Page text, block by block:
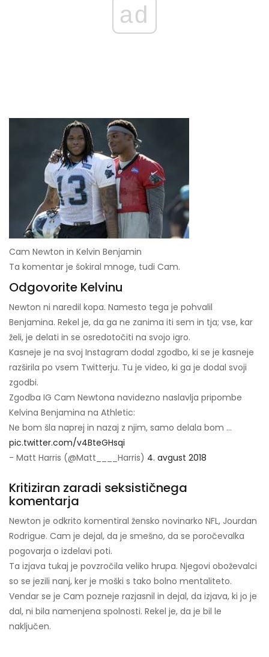
ad
Cam Newton in Kelvin Benjamin
Ta komentar je šokiral mnoge, tudi Cam.
Odgovorite Kelvinu
Newton ni naredil kopa. Namesto tega je pohvalil
Benjamina. Rekel je, da ga ne zanima iti sem in tja; vse, kar
želi, je delati in se osredotočiti na svojo igro.
Kasneje je na svoj Instagram dodal zgodbo, ki se je kasneje
razširila po vsem Twitterju. Tu je video, ki ga je dodal svoji
zgodbi.
Zgodba IG Cam Newtona navidezno naslavlja pripombe
Kelvina Benjamina na Athletic:
Ne bom šla naprej in nazaj z njim, samo delala bom ...
pic.twitter.com/v4BteGHsqi
- Matt Harris (@Matt____Harris) 4. avgust 2018
Kritiziran zaradi seksističnega
komentarja
Newton je odkrito komentiral žensko novinarko NFL, Jourdan
Rodrigue. Cam je dejal, da je smešno, da se poročevalka
pogovarja o izdelavi poti.
Ta izjava tukaj je povzročila veliko hrupa. Njegovi oboževalci
so se jezili nanj, ker je moški s tako bolno mentaliteto.
Vendar se je Cam pozneje razjasnil in dejal, da izjava, ki jo je
dal, ni bila namenjena spolnosti. Rekel je, da je bil le
naključen.